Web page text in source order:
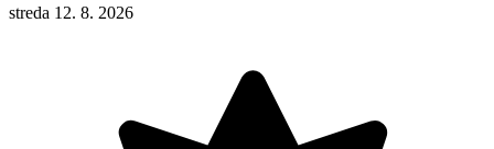
streda 12. 8. 2026